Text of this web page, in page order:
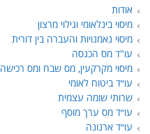
אודות
מיסוי בינלאומי וגילוי מרצון
מיסוי נאמנויות והעברה בין דורית
עו"ד מס הכנסה
מיסוי מקרקעין, מס שבח ומס רכישה
עו״ד ביטוח לאומי
שרותי שומה עצמית
עו״ד מס ערך מוסף
עו״ד ארנונה